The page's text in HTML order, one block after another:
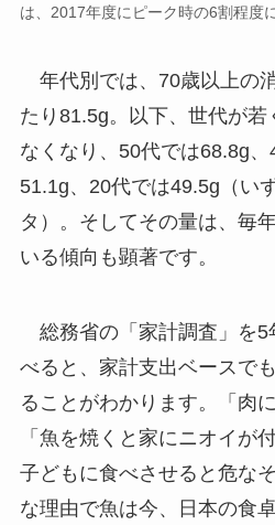
は、2017年度にピーク時の6割程度
年代別では、70歳以上の
たり81.5g。以下、世代が
なくなり、50代では68.8g
51.1g、20代では49.5g（い
タ）。そしてその量は、毎
いる傾向も顕著です。
総務省の「家計調査」を5
べると、家計支出ベースで
ることがわかります。「肉
「魚を焼くと家にニオイが
子どもに食べさせると危な
な理由で魚は今、日本の食